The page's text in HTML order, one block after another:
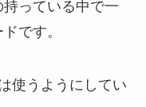
っている中で一
です。
使うようにしてい